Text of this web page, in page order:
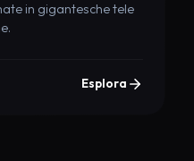
in gigantesche tele
Esplora